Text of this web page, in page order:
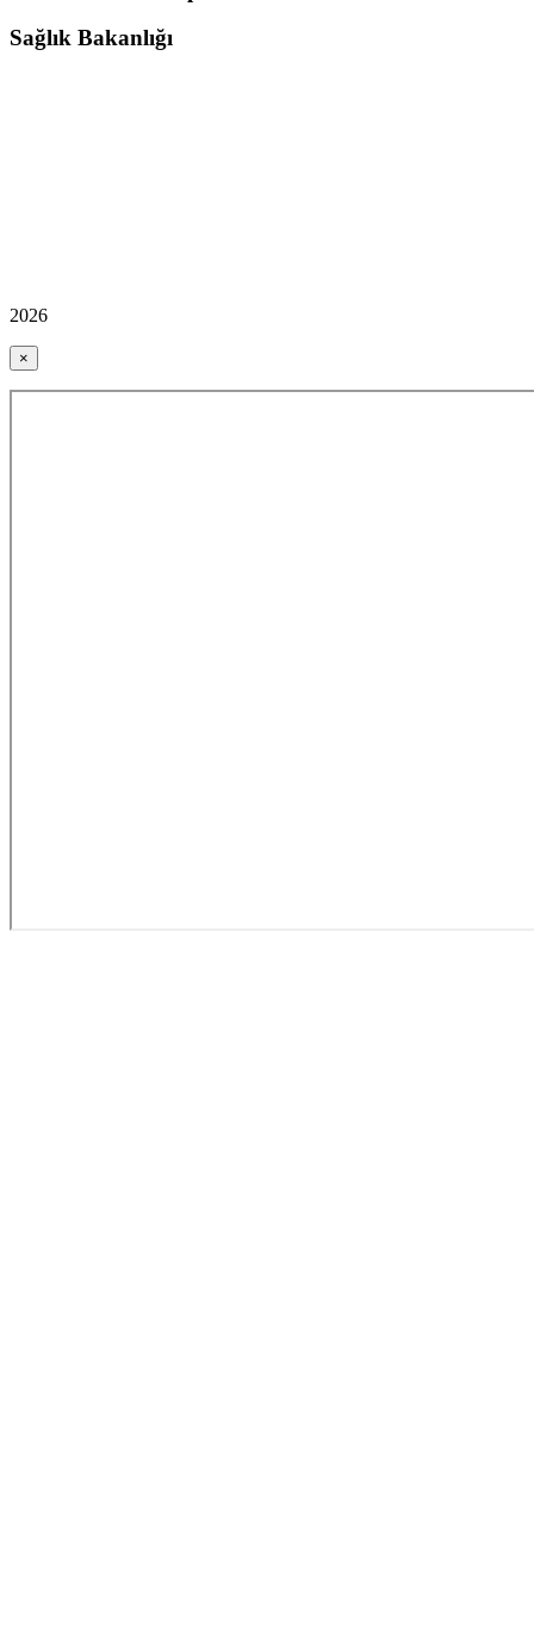
Sağlık Bakanlığı
2026
×